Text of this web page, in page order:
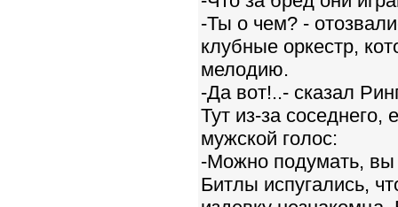
-Ты о чем? -
клубные оркестр,
мелодию.
-Да вот!..- сказал
Тут из-за
мужской голос:
-Можно подумать,
Битлы испугались,